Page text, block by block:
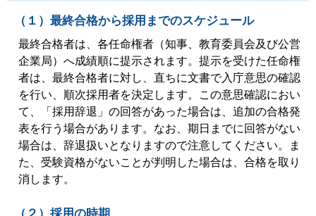
（１）最終合格から採用までのスケジュール
最終合格者は、各任命権者（知事、教育委員会及び公営
企業局）へ成績順に提示されます。提示を受けた任命権
者は、最終合格者に対し、直ちに文書で入庁意思の確認
を行い、順次採用者を決定します。この意思確認におい
て、「採用辞退」の回答があった場合は、追加の合格発
表を行う場合があります。なお、期日までに回答がない
場合は、辞退扱いとなりますので注意してください。ま
た、受験資格がないことが判明した場合は、合格を取り
消します。